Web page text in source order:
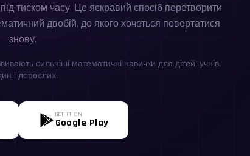
тиском часу. Це яскравий спосіб перетворити
двобій, до якого хочеться повертатися
знову.
сильніші математичні навички для дітей, учнів,
і дорослих.
GET IT ON
Google Play